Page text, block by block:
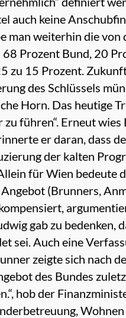
auch keine
weiterhin die
Prozent Bund, 20
zu 15 Prozent.
des Schlüssels
Horn. Das heutige
führen“. Erneut
er daran, dass
der kalten
für Wien bedeute
(Brunners,
gab zu bedenken,
sei. Auch eine
zeigte sich nach
des Bundes
hob der